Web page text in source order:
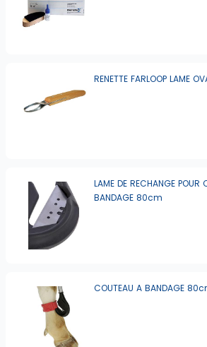
RENETTE FARLOOP LAME
LAME DE RECHANGE POUR
BANDAGE 80cm
COUTEAU A BANDAGE